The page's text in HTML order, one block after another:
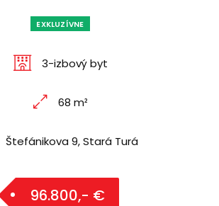
EXKLUZÍVNE
3-izbový byt
68 m²
Štefánikova 9, Stará Turá
96.800,- €